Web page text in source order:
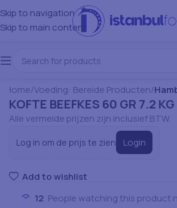
Skip to navigation
Skip to main content
Home Voeding: Bereide Producten
KOFTE BEEFKES 60 GR 7.2 KG
Alle vermelde prijzen zijn inclusief BTW.
Log in om de prijs te zien Login
Add to wishlist
12 People watching this product